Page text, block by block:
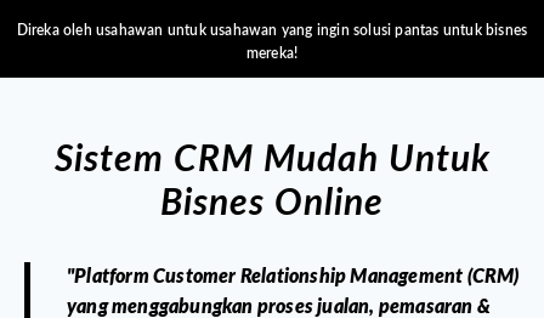
Direka oleh usahawan untuk usahawan yang ingin solusi pantas untuk bisnes
mereka!
Sistem CRM Mudah Untuk
Bisnes Online
"Platform Customer Relationship Management (CRM)
yang menggabungkan proses jualan, pemasaran &